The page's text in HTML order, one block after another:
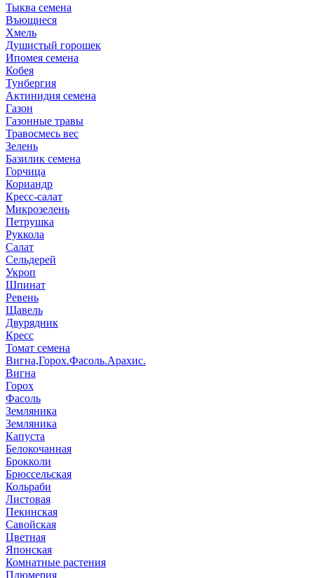
Тыква семена
Въющиеся
Хмель
Душистый горошек
Ипомея семена
Кобея
Тунбергия
Актинидия семена
Газон
Газонные травы
Травосмесь вес
Зелень
Базилик семена
Горчица
Кориандр
Кресс-салат
Микрозелень
Петрушка
Руккола
Салат
Сельдерей
Укроп
Шпинат
Ревень
Щавель
Двурядник
Кресс
Томат семена
Вигна,Горох.Фасоль.Арахис.
Вигна
Горох
Фасоль
Земляника
Земляника
Капуста
Белокочанная
Брокколи
Брюссельская
Кольраби
Листовая
Пекинская
Савойская
Цветная
Японская
Комнатные растения
Плюмерия